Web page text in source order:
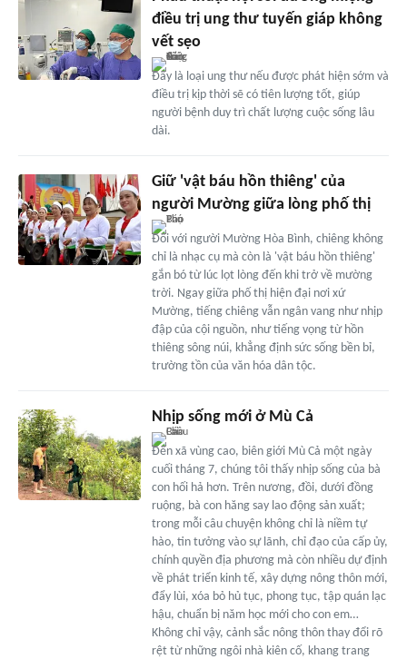
điều trị ung thư tuyến giáp không
vết sẹo
Đây là loại ung thư nếu được phát hiện sớm và
điều trị kịp thời sẽ có tiên lượng tốt, giúp
người bệnh duy trì chất lượng cuộc sống lâu
dài.
Giữ 'vật báu hồn thiêng' của
người Mường giữa lòng phố thị
Đối với người Mường Hòa Bình, chiêng không
chỉ là nhạc cụ mà còn là 'vật báu hồn thiêng'
gắn bó từ lúc lọt lòng đến khi trở về mường
trời. Ngay giữa phố thị hiện đại nơi xứ
Mường, tiếng chiêng vẫn ngân vang như nhịp
đập của cội nguồn, như tiếng vọng từ hồn
thiêng sông núi, khẳng định sức sống bền bỉ,
trường tồn của văn hóa dân tộc.
Nhịp sống mới ở Mù Cả
Đến xã vùng cao, biên giới Mù Cả một ngày
cuối tháng 7, chúng tôi thấy nhịp sống của bà
con hối hả hơn. Trên nương, đồi, dưới đồng
ruộng, bà con hăng say lao động sản xuất;
trong mỗi câu chuyện không chỉ là niềm tự
hào, tin tưởng vào sự lãnh, chỉ đạo của cấp ủy,
chính quyền địa phương mà còn nhiều dự định
về phát triển kinh tế, xây dựng nông thôn mới,
đẩy lùi, xóa bỏ hủ tục, phong tục, tập quán lạc
hậu, chuẩn bị năm học mới cho con em…
Không chỉ vậy, cảnh sắc nông thôn thay đổi rõ
rệt từ những ngôi nhà kiên cố, khang trang